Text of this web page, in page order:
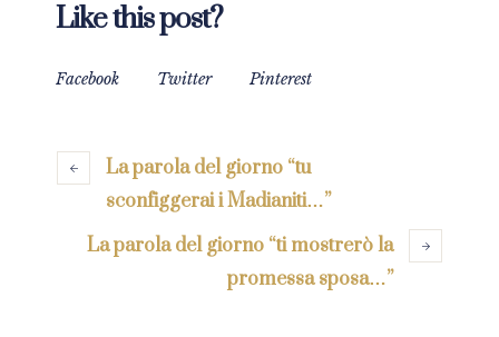
Like this post?
Facebook Twitter Pinterest
La parola del giorno “tu
sconfiggerai i Madianiti…”
La parola del giorno “ti mostrerò la
promessa sposa…”